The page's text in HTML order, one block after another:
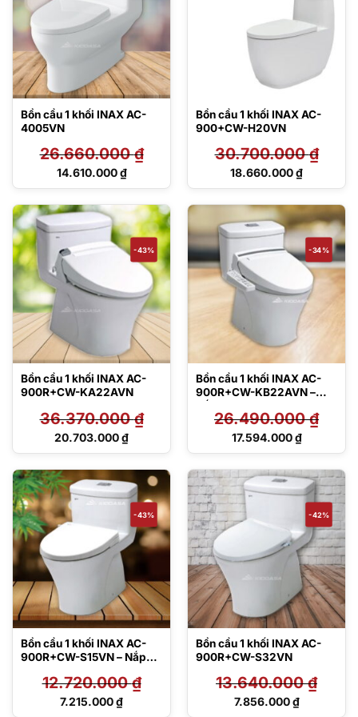
Bồn cầu 1 khối INAX AC-
4005VN
26.660.000₫
Giá
26.660.000 ₫.
14.610.000₫
Giá
tại
là:
14.610.000 ₫.
Bồn cầu 1 khối INAX AC-
900+CW-H20VN
30.700.000₫
Giá
30.700.000 ₫.
18.660.000₫
Giá
tại
là:
18.660.000 ₫.
-43%
Bồn cầu 1 khối INAX AC-
900R+CW-KA22AVN
36.370.000₫
Giá
36.370.000 ₫.
20.703.000₫
Giá
tại
là:
20.703.000 ₫.
-34%
Bồn cầu 1 khối INAX AC-
900R+CW-KB22AVN –
26.490.000₫
Giá
26.490.000 ₫.
17.594.000₫
Giá
tại
là:
17.594.000 ₫.
-43%
Bồn cầu 1 khối INAX AC-
900R+CW-S15VN – Nắp
12.720.000₫
Giá
7.215.000₫
-42%
Bồn cầu 1 khối INAX AC-
900R+CW-S32VN
13.640.000₫
Giá
7.856.000₫